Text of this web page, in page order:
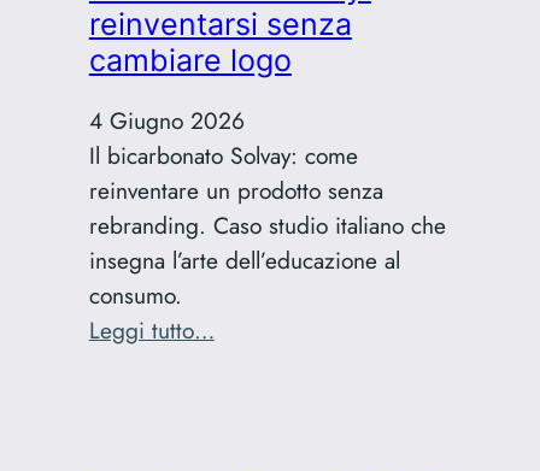
Grignani:
il
capolavoro
incompreso
reinventarsi senza
cambiare logo
4 Giugno 2026
Il bicarbonato Solvay: come
reinventare un prodotto senza
rebranding. Caso studio italiano che
insegna l’arte dell’educazione al
consumo.
Leggi tutto…: